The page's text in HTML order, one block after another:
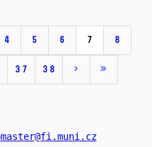
4 5 6 7 8
37 38
@fi .muni .cz